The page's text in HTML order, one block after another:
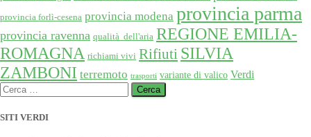
provincia forlì-cesena provincia modena provincia parma
provincia ravenna qualità dell'aria REGIONE EMILIA-
ROMAGNA richiami vivi Rifiuti SILVIA
ZAMBONI terremoto trasporti variante di valico Verdi
Ricerca
per:
SITI VERDI